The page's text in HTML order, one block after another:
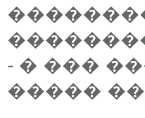
- � ���
�����